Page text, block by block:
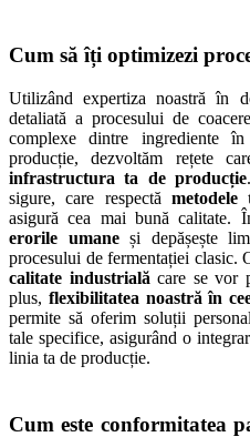
Cum să îți optimizezi
Utilizând expertiza noastră în
detaliată a procesului de
complexe dintre ingrediente
producție, dezvoltăm rețete
infrastructura ta de producție
sigure, care respectă metodele
asigură cea mai bună calitate.
erorile umaneși depășește
procesului de fermentației clasic.
calitate industrială care se vor
plus, flexibilitatea noastră în
permite să oferim soluții
tale specifice, asigurând o
linia ta de producție.
Cum este conformitatea